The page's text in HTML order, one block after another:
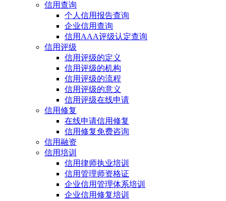
信用查询
个人信用报告查询
企业信用查询
信用AAA评级认定查询
信用评级
信用评级的定义
信用评级的机构
信用评级的流程
信用评级的意义
信用评级在线申请
信用修复
在线申请信用修复
信用修复免费咨询
信用融资
信用培训
信用律师执业培训
信用管理师资格证
企业信用管理体系培训
企业信用修复培训